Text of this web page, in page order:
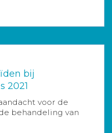
bij
2021
voor de
behandeling van